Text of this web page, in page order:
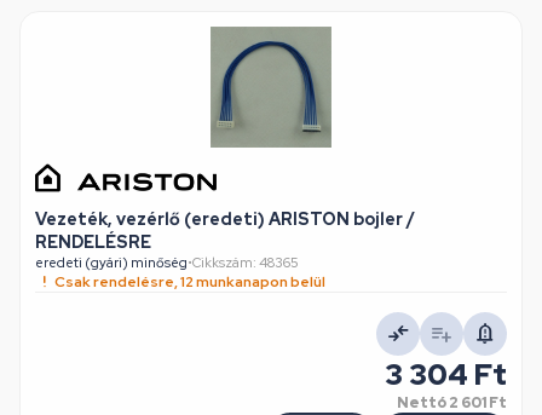
Vezeték, vezérlő (eredeti) ARISTON bojler /
RENDELÉSRE
eredeti (gyári) minőség•Cikkszám: 48365
Csak rendelésre, 12 munkanapon belül
3 304 Ft
Nettó2 601 Ft